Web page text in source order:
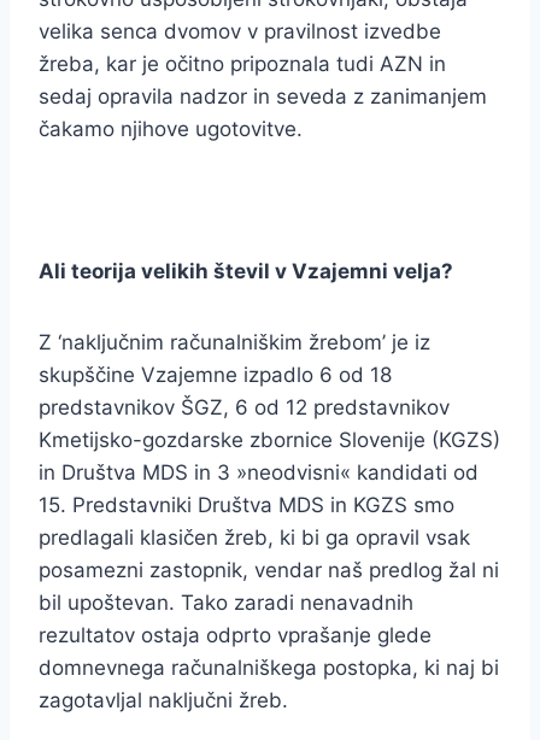
velika senca dvomov v pravilnost izvedbe
žreba, kar je očitno pripoznala tudi AZN in
sedaj opravila nadzor in seveda z zanimanjem
čakamo njihove ugotovitve.
Ali teorija velikih števil v Vzajemni velja?
Z ‘naključnim računalniškim žrebom’ je iz
skupščine Vzajemne izpadlo 6 od 18
predstavnikov ŠGZ, 6 od 12 predstavnikov
Kmetijsko-gozdarske zbornice Slovenije (KGZS)
in Društva MDS in 3 »neodvisni« kandidati od
15. Predstavniki Društva MDS in KGZS smo
predlagali klasičen žreb, ki bi ga opravil vsak
posamezni zastopnik, vendar naš predlog žal ni
bil upoštevan. Tako zaradi nenavadnih
rezultatov ostaja odprto vprašanje glede
domnevnega računalniškega postopka, ki naj bi
zagotavljal naključni žreb.